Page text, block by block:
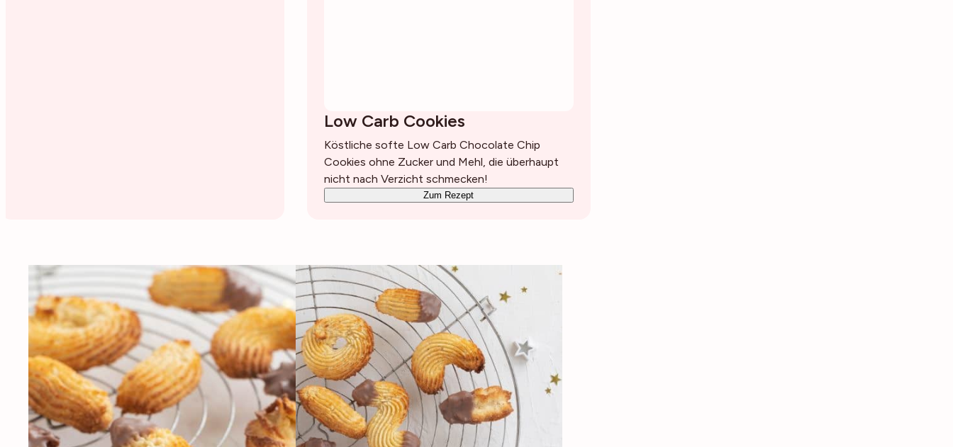
Low Carb Cookies
Köstliche softe Low Carb Chocolate Chip
Cookies ohne Zucker und Mehl, die überhaupt
nicht nach Verzicht schmecken!
Zum Rezept